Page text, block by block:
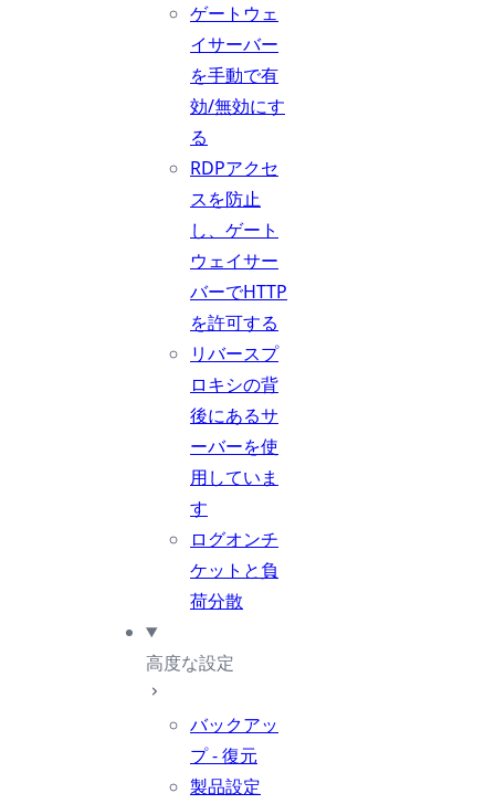
ゲートウェ
イサーバー
を手動で有
効/無効にす
る
RDPアクセ
スを防止
し、ゲート
ウェイサー
バーでHTTP
を許可する
リバースプ
ロキシの背
後にあるサ
ーバーを使
用していま
す
ログオンチ
ケットと負
荷分散
高度な設定
バックアッ
プ - 復元
製品設定